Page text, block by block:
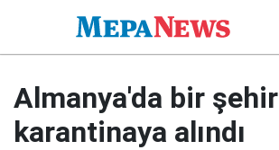
Almanya'da bir şehir
karantinaya alındı